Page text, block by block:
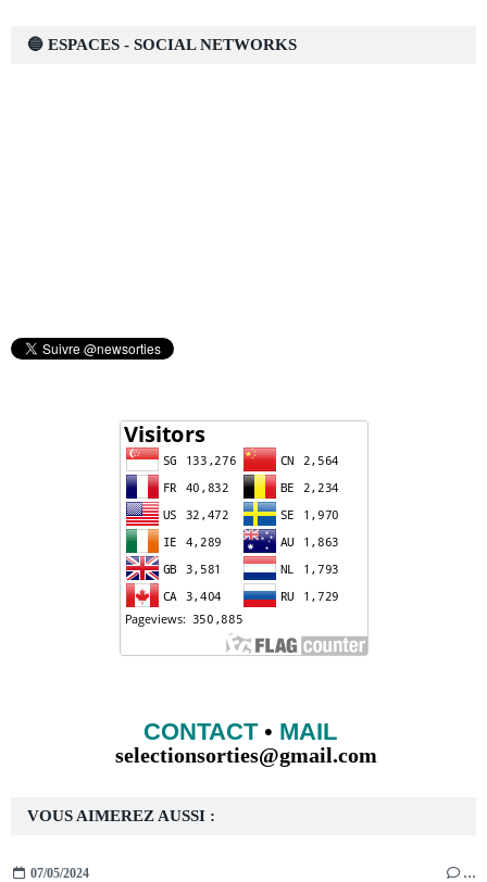
VOUS AIMEREZ AUSSI :
07/05/2024 …
🔵 ESPACES - SOCIAL NETWORKS
CONTACT• MAIL
selectionsorties@gmail.com